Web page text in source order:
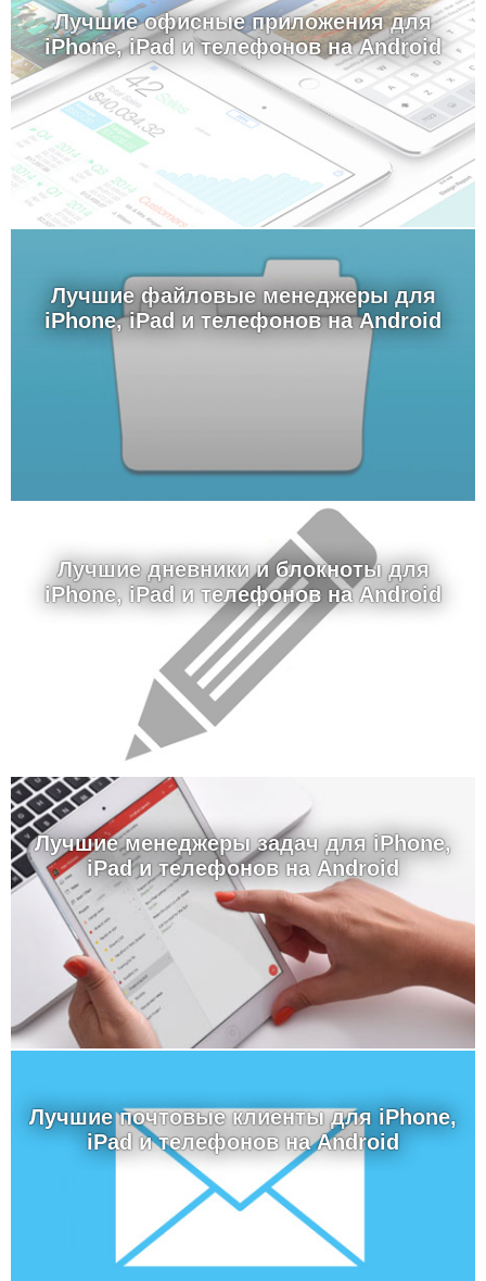
Лучшие офисные приложения для
iPhone, iPad и телефонов на Android
Лучшие файловые менеджеры для
iPhone, iPad и телефонов на Android
Лучшие дневники и блокноты для
iPhone, iPad и телефонов на Android
Лучшие менеджеры задач для iPhone,
iPad и телефонов на Android
Лучшие почтовые клиенты для iPhone,
iPad и телефонов на Android